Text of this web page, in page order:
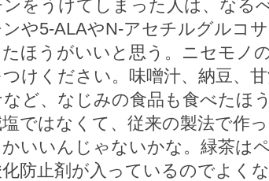
ンをうけてしまった人は、なる
や5-ALAやN-アセチルグルコ
ほうがいいと思う。ニセモノ
けください。味噌汁、納豆、甘
ど、なじみの食品も食べたほ
ではなくて、従来の製法で作
いいんじゃないかな。緑茶は
防止剤が入っているのでよく